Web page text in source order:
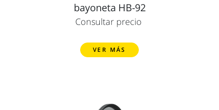
bayoneta HB-92
Consultar precio
VER MÁS